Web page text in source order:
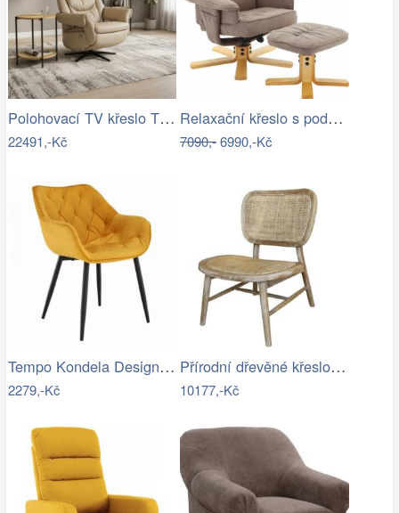
Polohovací TV křeslo TV-B3980 Autronic
22491,-Kč
Relaxační křeslo s podnoží, hnědošedá,…
7090,-6990,-Kč
Tempo Kondela Designové křeslo FEDRIS -…
2279,-Kč
Přírodní dřevěné křeslo s výpletem…
10177,-Kč